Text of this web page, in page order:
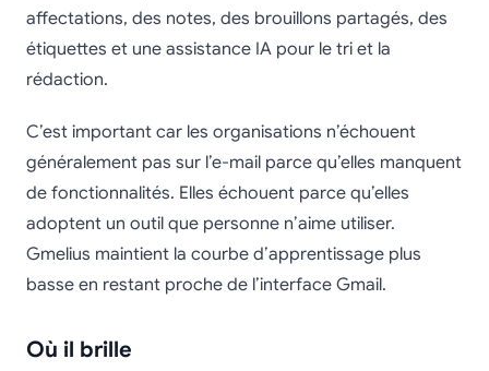
affectations, des notes, des brouillons partagés, des
étiquettes et une assistance IA pour le tri et la
rédaction.
C’est important car les organisations n’échouent
généralement pas sur l’e-mail parce qu’elles manquent
de fonctionnalités. Elles échouent parce qu’elles
adoptent un outil que personne n’aime utiliser.
Gmelius maintient la courbe d’apprentissage plus
basse en restant proche de l’interface Gmail.
Où il brille